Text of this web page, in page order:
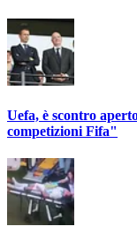
Uefa, è scontro
competizioni Fifa"